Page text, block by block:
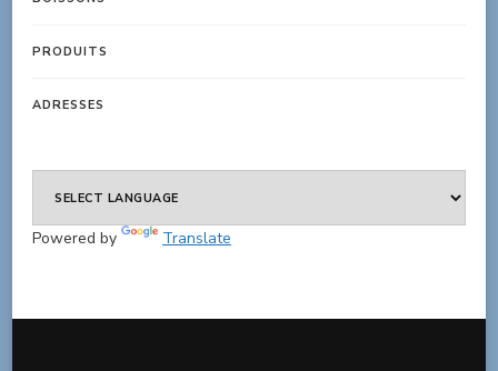
PRODUITS
ADRESSES
Powered by Translate